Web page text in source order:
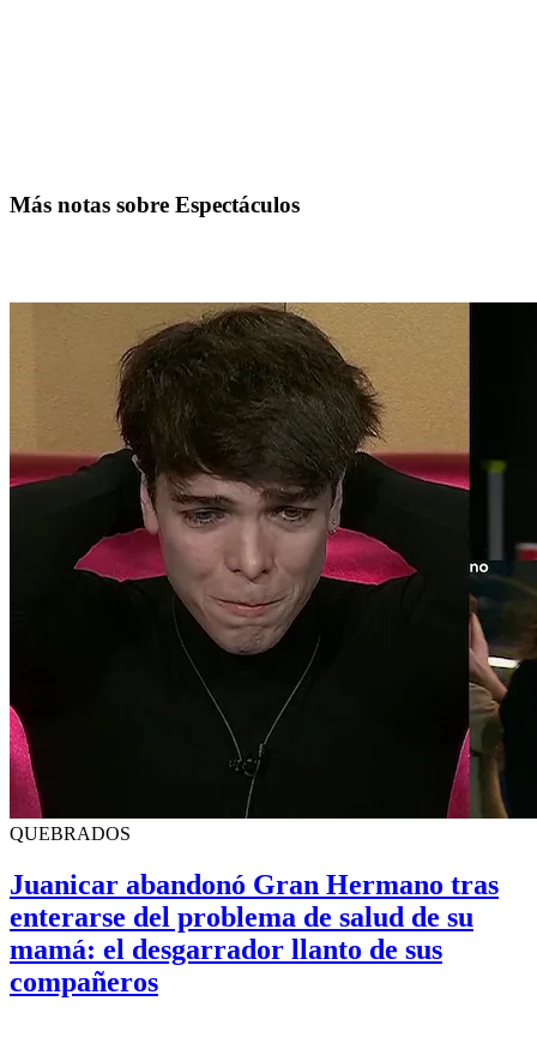
Más notas sobre Espectáculos
QUEBRADOS
Juanicar abandonó Gran Hermano tras
enterarse del problema de salud de su
mamá: el desgarrador llanto de sus
compañeros